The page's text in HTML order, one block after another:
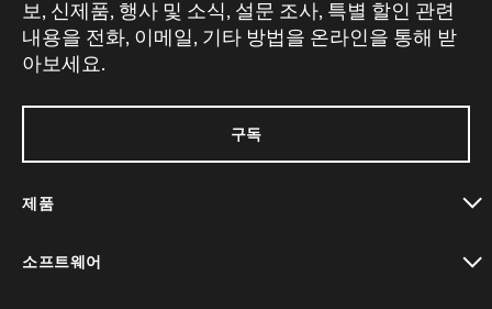
보, 신제품, 행사 및 소식, 설문 조사, 특별 할인 관련
내용을 전화, 이메일, 기타 방법을 온라인을 통해 받
아보세요.
구독
제품
소프트웨어